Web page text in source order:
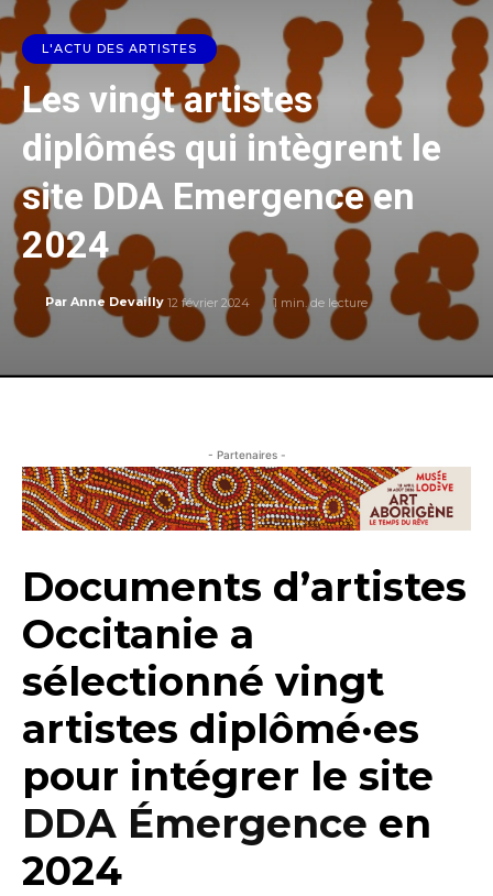
L'ACTU DES ARTISTES
Les vingt artistes
diplômés qui intègrent le
site DDA Emergence en
2024
Par Anne Devailly 12 février 2024 1 min. de lecture
- Partenaires -
Documents d’artistes
Occitanie a
sélectionné vingt
artistes diplômé·es
pour intégrer le site
DDA Émergence en
2024